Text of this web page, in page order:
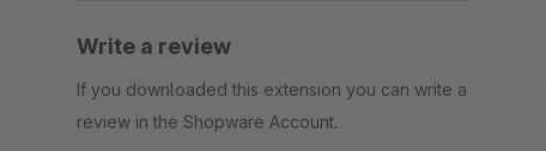
Write a review
If you downloaded this extension you can write a
review in the Shopware Account.